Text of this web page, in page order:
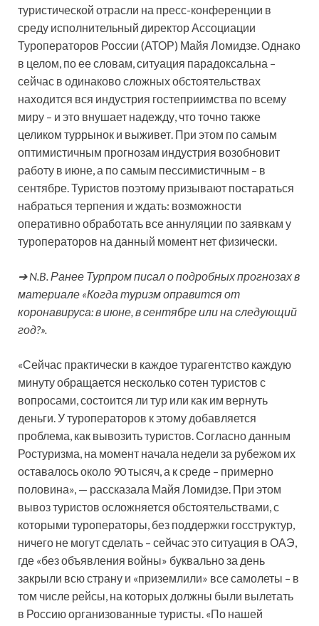
туристической отрасли на пресс-конференции в
среду исполнительный директор Ассоциации
Туроператоров России (АТОР) Майя Ломидзе. Однако
в целом, по ее словам, ситуация парадоксальна –
сейчас в одинаково сложных обстоятельствах
находится вся индустрия гостеприимства по всему
миру – и это внушает надежду, что точно также
целиком туррынок и выживет. При этом по самым
оптимистичным прогнозам индустрия возобновит
работу в июне, а по самым пессимистичным – в
сентябре. Туристов поэтому призывают постараться
набраться терпения и ждать: возможности
оперативно обработать все аннуляции по заявкам у
туроператоров на данный момент нет физически.
➔ N.B. Ранее Турпром писал о подробных прогнозах в
материале «Когда туризм оправится от
коронавируса: в июне, в сентябре или на следующий
год?».
«Сейчас практически в каждое турагентство каждую
минуту обращается несколько сотен туристов с
вопросами, состоится ли тур или как им вернуть
деньги. У туроператоров к этому добавляется
проблема, как вывозить туристов. Согласно данным
Ростуризма, на момент начала недели за рубежом их
оставалось около 90 тысяч, а к среде – примерно
половина», — рассказала Майя Ломидзе. При этом
вывоз туристов осложняется обстоятельствами, с
которыми туроператоры, без поддержки госструктур,
ничего не могут сделать – сейчас это ситуация в ОАЭ,
где «без объявления войны» буквально за день
закрыли всю страну и «приземлили» все самолеты – в
том числе рейсы, на которых должны были вылетать
в Россию организованные туристы. «По нашей